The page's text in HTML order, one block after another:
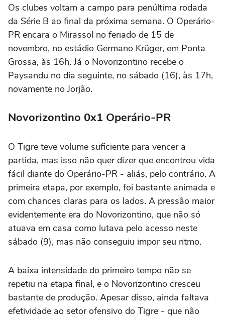
Os clubes voltam a campo para penúltima rodada
da Série B ao final da próxima semana. O Operário-
PR encara o Mirassol no feriado de 15 de
novembro, no estádio Germano Krüger, em Ponta
Grossa, às 16h. Já o Novorizontino recebe o
Paysandu no dia seguinte, no sábado (16), às 17h,
novamente no Jorjão.
Novorizontino 0x1 Operário-PR
O Tigre teve volume suficiente para vencer a
partida, mas isso não quer dizer que encontrou vida
fácil diante do Operário-PR - aliás, pelo contrário. A
primeira etapa, por exemplo, foi bastante animada e
com chances claras para os lados. A pressão maior
evidentemente era do Novorizontino, que não só
atuava em casa como lutava pelo acesso neste
sábado (9), mas não conseguiu impor seu ritmo.
A baixa intensidade do primeiro tempo não se
repetiu na etapa final, e o Novorizontino cresceu
bastante de produção. Apesar disso, ainda faltava
efetividade ao setor ofensivo do Tigre - que não